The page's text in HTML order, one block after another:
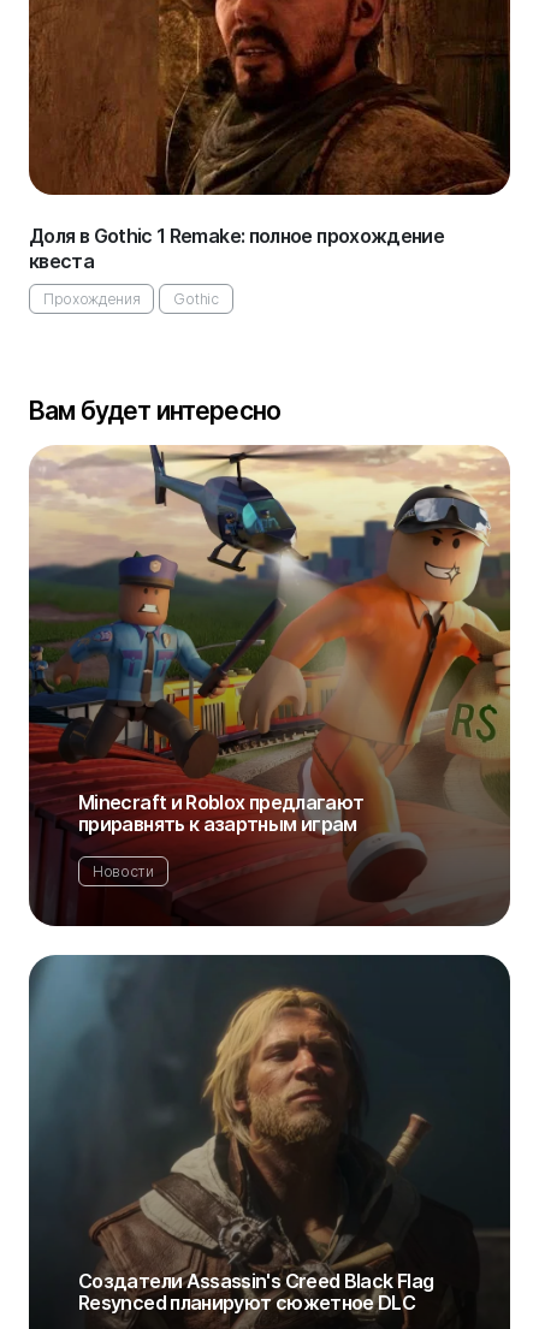
Доля в Gothic 1 Remake: полное прохождение
квеста
Прохождения Gothic
Вам будет интересно
Minecraft и Roblox предлагают
приравнять к азартным играм
Новости
Создатели Assassin's Creed Black Flag
Resynced планируют сюжетное DLC